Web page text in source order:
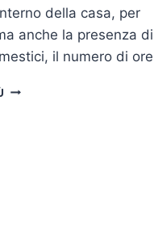
della casa, per
anche la presenza di
il numero di
COME